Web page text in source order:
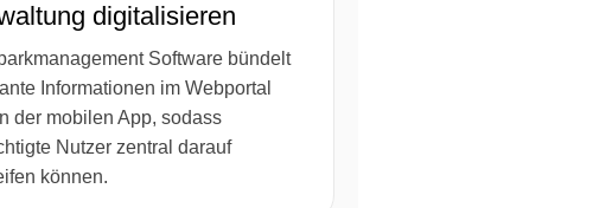
digitalisieren
Software bündelt
Informationen im Webportal
der mobilen App, sodass
Nutzer zentral darauf
können.